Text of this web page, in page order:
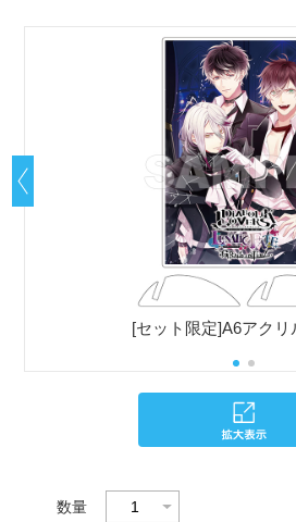
[セット限定]A6アクリ
数量